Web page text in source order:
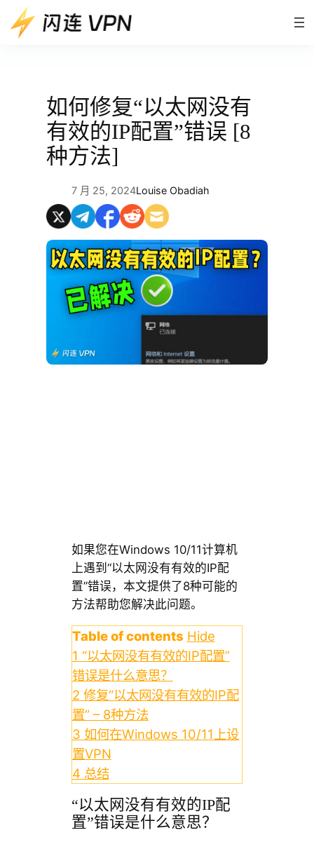
至
如何修复“以太网没有
有效的IP配置”错误 [8
种方法]
7 月 25, 2024Louise Obadiah
如果您在Windows 10/11计算机
上遇到“以太网没有有效的IP配
置”错误，本文提供了8种可能的
方法帮助您解决此问题。
Table of contents Hide
1 “以太网没有有效的IP配置”
错误是什么意思？
2 修复“以太网没有有效的IP配
置” – 8种方法
3 如何在Windows 10/11上设
置VPN
4 总结
“以太网没有有效的IP配
置”错误是什么意思？